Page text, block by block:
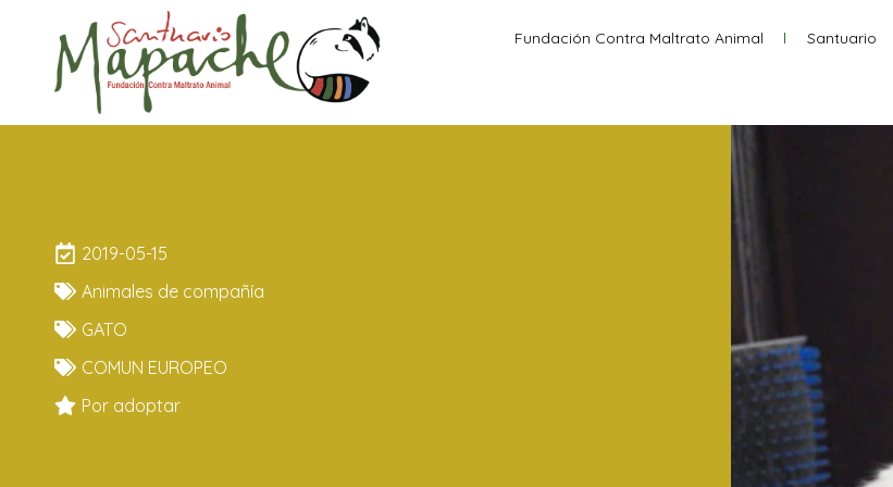
Fundación Contra Maltrato Animal Santuario
2019-05-15
Animales de compañía
GATO
COMUN EUROPEO
Por adoptar